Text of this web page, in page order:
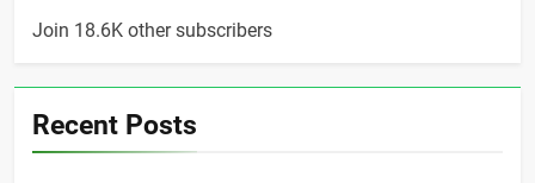
Join 18.6K other subscribers
Recent Posts